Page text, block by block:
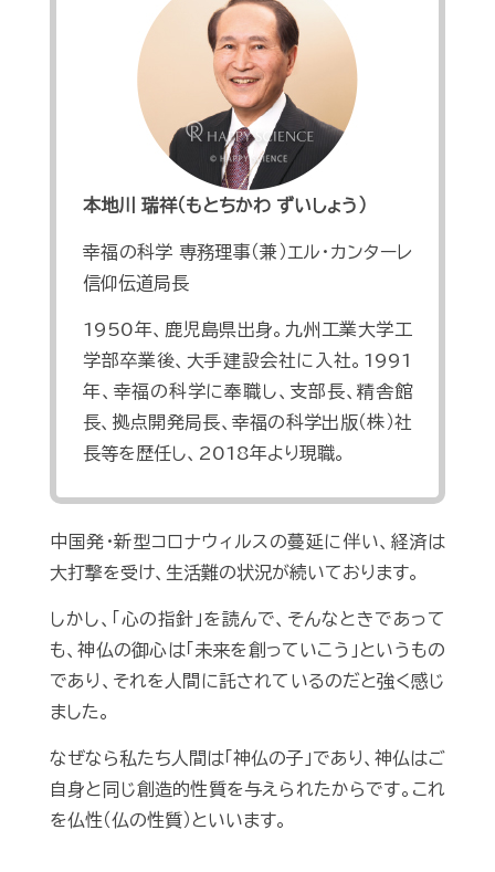
本地川 瑞祥（もとちかわ ずいしょう）
幸福の科学 専務理事（兼）エル・カンターレ
信仰伝道局長
1950年、鹿児島県出身。九州工業大学工
学部卒業後、大手建設会社に入社。1991
年、幸福の科学に奉職し、支部長、精舎館
長、拠点開発局長、幸福の科学出版（株）社
長等を歴任し、2018年より現職。
中国発・新型コロナウィルスの蔓延に伴い、経済は
大打撃を受け、生活難の状況が続いております。
しかし、「心の指針」を読んで、そんなときであって
も、神仏の御心は「未来を創っていこう」というもの
であり、それを人間に託されているのだと強く感じ
ました。
なぜなら私たち人間は「神仏の子」であり、神仏はご
自身と同じ創造的性質を与えられたからです。これ
を仏性（仏の性質）といいます。